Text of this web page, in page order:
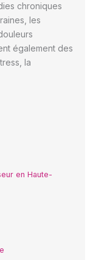
chroniques
les
également des
la
en Haute-